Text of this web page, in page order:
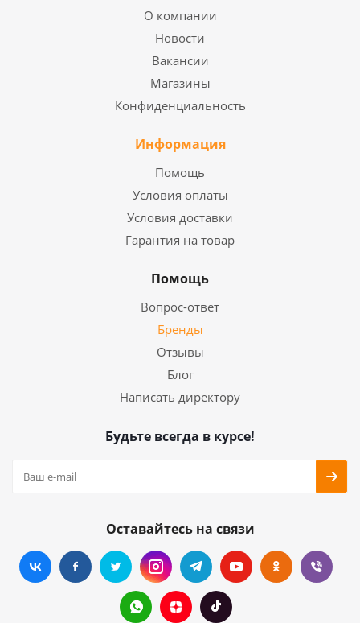
О компании
Новости
Вакансии
Магазины
Конфиденциальность
Информация
Помощь
Условия оплаты
Условия доставки
Гарантия на товар
Помощь
Вопрос-ответ
Бренды
Отзывы
Блог
Написать директору
Будьте всегда в курсе!
Оставайтесь на связи